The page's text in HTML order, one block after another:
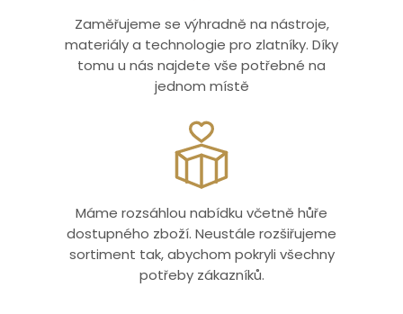
Zaměřujeme se výhradně na nástroje,
materiály a technologie pro zlatníky. Díky
tomu u nás najdete vše potřebné na
jednom místě
Máme rozsáhlou nabídku včetně hůře
dostupného zboží. Neustále rozšiřujeme
sortiment tak, abychom pokryli všechny
potřeby zákazníků.